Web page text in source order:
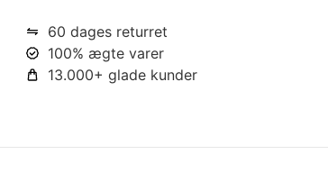
60 dages returret
100% ægte varer
13.000+ glade kunder